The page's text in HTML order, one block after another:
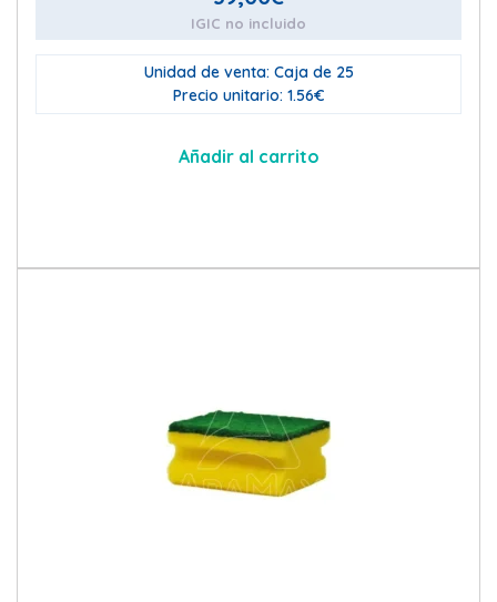
IGIC no incluido
Unidad de venta: Caja de 25
Precio unitario: 1.56€
Añadir al carrito